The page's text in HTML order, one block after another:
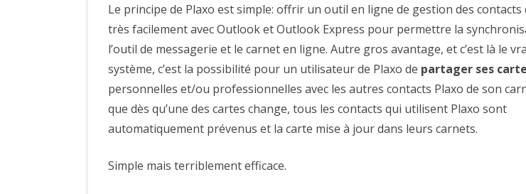
Le principe de Plaxo est simple: offrir un outil en ligne de gestion des contacts
très facilement avec Outlook et Outlook Express pour permettre la
l’outil de messagerie et le carnet en ligne. Autre gros avantage, et c’est là le
système, c’est la possibilité pour un utilisateur de Plaxo de partager ses
personnelles et/ou professionnelles avec les autres contacts Plaxo de son
que dès qu’une des cartes change, tous les contacts qui utilisent Plaxo sont
automatiquement prévenus et la carte mise à jour dans leurs carnets.
Simple mais terriblement efficace.